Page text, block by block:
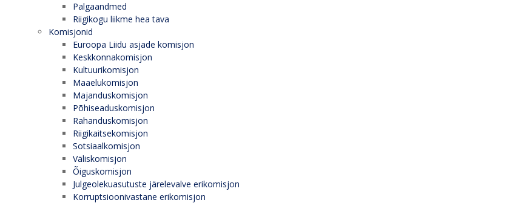
Palgaandmed
Riigikogu liikme hea tava
Komisjonid
Euroopa Liidu asjade komisjon
Keskkonnakomisjon
Kultuurikomisjon
Maaelukomisjon
Majanduskomisjon
Põhiseaduskomisjon
Rahanduskomisjon
Riigikaitsekomisjon
Sotsiaalkomisjon
Väliskomisjon
Õiguskomisjon
Julgeolekuasutuste järelevalve erikomisjon
Korruptsioonivastane erikomisjon